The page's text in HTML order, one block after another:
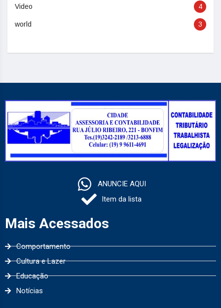
Video 4
world 3
ANUNCIE AQUI
Item da lista
Mais Acessados
Comportamento
Cultura e Lazer
Educação
Notícias